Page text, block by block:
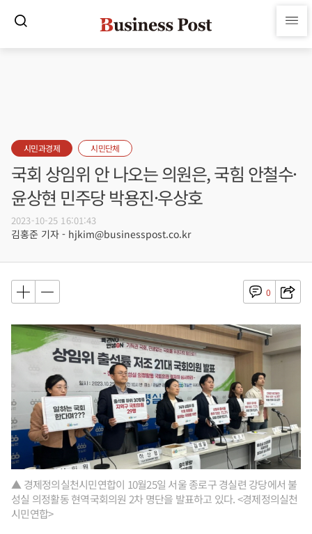
시민과경제 시민단체
국회 상임위 안 나오는 의원은, 국힘 안철수·
윤상현 민주당 박용진·우상호
2023-10-25 16:01:43
김홍준 기자 - hjkim@businesspost.co.kr
0
▲ 경제정의실천시민연합이 10월25일 서울 종로구 경실련 강당에서 불
성실 의정활동 현역국회의원 2차 명단을 발표하고 있다. <경제정의실천
시민연합>